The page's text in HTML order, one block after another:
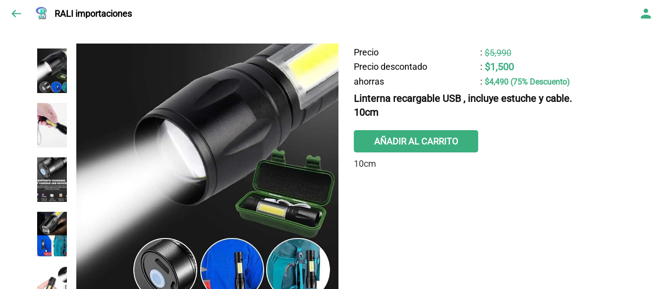
RALI importaciones
Precio : $5,990
Precio descontado
: $1,500
ahorras : $4,490 (75% Descuento)
Linterna recargable USB , incluye estuche y cable.
10cm
AÑADIR AL CARRITO
10cm